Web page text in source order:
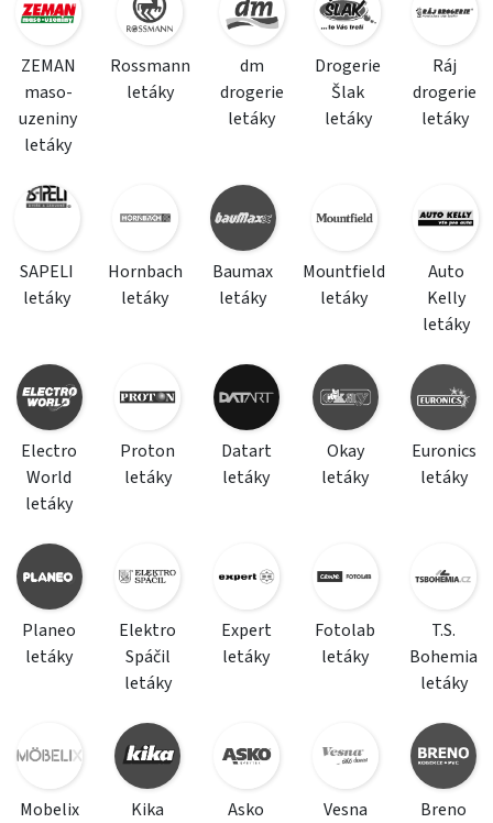
ZEMAN
maso-
uzeniny
letáky
Rossmann
letáky
dm
drogerie
letáky
Drogerie
Šlak
letáky
Ráj
drogerie
letáky
SAPELI
letáky
Hornbach
letáky
Baumax
letáky
Mountfield
letáky
Auto
Kelly
letáky
Electro
World
letáky
Proton
letáky
Datart
letáky
Okay
letáky
Euronics
letáky
Planeo
letáky
Elektro
Spáčil
letáky
Expert
letáky
Fotolab
letáky
T.S.
Bohemia
letáky
Mobelix
Kika
Asko
Vesna
Breno